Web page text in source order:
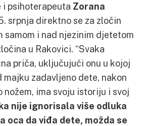
psihoterapeuta Zorana
srpnja direktno se za zločin
samom i nad njezinim djetetom
u Rakovici. “Svaka
priča, uključujući onu u kojoj
majku zadavljeno dete, nakon
ima svoju istoriju i svoj
nije ignorisala više odluka
oca da viđa dete, možda se